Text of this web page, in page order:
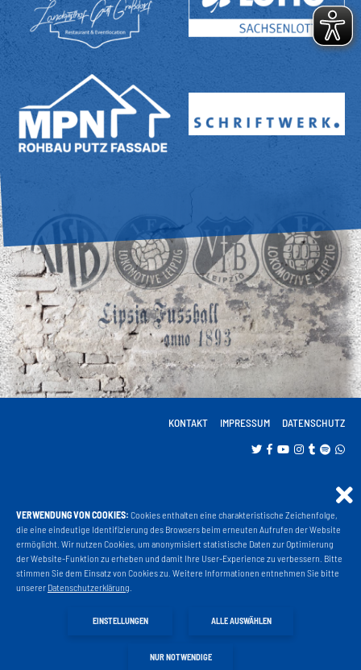
KONTAKT IMPRESSUM DATENSCHUTZ
Projekt Liga 3
Fanshop
VERWENDUNG VON COOKIES: Cookies enthalten eine charakteristische Zeichenfolge,
die eine eindeutige Identifizierung des Browsers beim erneuten Aufrufen der Website
ermöglicht. Wir nutzen Cookies, um anonymisiert statistische Daten zur Optimierung
der Website-Funktion zu erheben und damit Ihre User-Experience zu verbessern. Bitte
stimmen Sie dem Einsatz von Cookies zu. Weitere Informationen entnehmen Sie bitte
unserer Datenschutzerklärung
EINSTELLUNGEN ALLE AUSWÄHLEN
NUR NOTWENDIGE